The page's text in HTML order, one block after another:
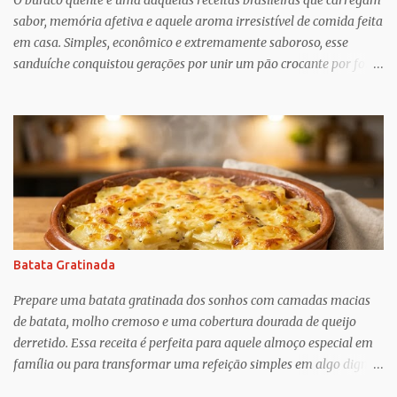
Undoing ?), o que Greif descobriu é mais esperançoso:...
sabor, memória afetiva e aquele aroma irresistível de comida feita
em casa. Simples, econômico e extremamente saboroso, esse
sanduíche conquistou gerações por unir um pão crocante por fora
está justamente no preparo: um pão macio recebe um recheio
abundante de carne cozida lentamente com temperos, criando
uma combinação perfeita para qualquer momento do dia. Muito
popular em festas, lanchonetes, reuniões familiares e até como
opção para um jantar rápido, o buraco quente é uma receita
versátil que agrada crianças e adultos. O contraste entre o pão
levemente tostado e o recheio quente e cremoso transforma
é uma ótima alternativa para aproveitar ingredientes que muitas
vezes já temos na cozinha, como carne moída, cebola, tomate e
te...
Batata Gratinada
Prepare uma batata gratinada dos sonhos com camadas macias
de batata, molho cremoso e uma cobertura dourada de queijo
derretido. Essa receita é perfeita para aquele almoço especial em
família ou para transformar uma refeição simples em algo digno